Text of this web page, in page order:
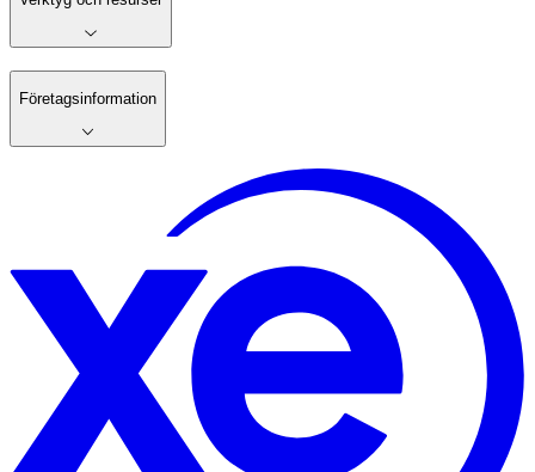
Företagsinformation